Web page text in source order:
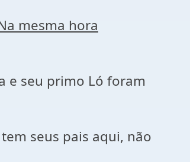
mesma hora
e seu primo Ló foram
seus pais aqui, não